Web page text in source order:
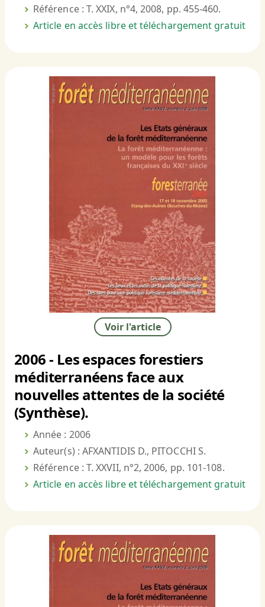
Référence : T. XXIX, n°4, 2008, pp. 455-460.
Article en accès libre et téléchargement gratuit
Voir l'article
2006 - Les espaces forestiers
méditerranéens face aux
nouvelles attentes de la société
(Synthèse).
Année : 2006
Auteur(s) : AFXANTIDIS D., PITOCCHI S.
Référence : T. XXVII, n°2, 2006, pp. 101-108.
Article en accès libre et téléchargement gratuit